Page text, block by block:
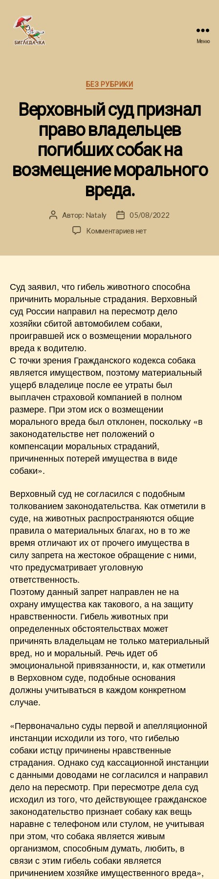
Меню
Рубрики
БЕЗ РУБРИКИ
Верховный суд признал
право владельцев
погибших собак на
возмещение морального
вреда.
Автор
записи
Автор: Nataly
Дата05/08/2022
Комментариевк
право
владельцев
погибших
собак
на
возмещение
вреда.
нет
Суд заявил, что гибель животного способна
причинить моральные страдания. Верховный
суд России направил на пересмотр дело
хозяйки сбитой автомобилем собаки,
проигравшей иск о возмещении морального
вреда к водителю.
С точки зрения Гражданского кодекса собака
является имуществом, поэтому материальный
ущерб владелице после ее утраты был
выплачен страховой компанией в полном
размере. При этом иск о возмещении
морального вреда был отклонен, поскольку «в
законодательстве нет положений о
компенсации моральных страданий,
причиненных потерей имущества в виде
собаки».
Верховный суд не согласился с подобным
толкованием законодательства. Как отметили в
суде, на животных распространяются общие
правила о материальных благах, но в то же
время отличают их от прочего имущества в
силу запрета на жестокое обращение с ними,
что предусматривает уголовную
ответственность.
Поэтому данный запрет направлен не на
охрану имущества как такового, а на защиту
нравственности. Гибель животных при
определенных обстоятельствах может
причинять владельцам не только материальный
вред, но и моральный. Речь идет об
эмоциональной привязанности, и, как отметили
в Верховном суде, подобные основания
должны учитываться в каждом конкретном
случае.
«Первоначально суды первой и апелляционной
инстанции исходили из того, что гибелью
собаки истцу причинены нравственные
страдания. Однако суд кассационной инстанции
с данными доводами не согласился и направил
дело на пересмотр. При пересмотре дела суд
исходил из того, что действующее гражданское
законодательство признает собаку как вещь
наравне с телефоном или стулом, не учитывая
при этом, что собака является живым
организмом, способным думать, любить, в
связи с этим гибель собаки является
причинением хозяйке имущественного вреда»,